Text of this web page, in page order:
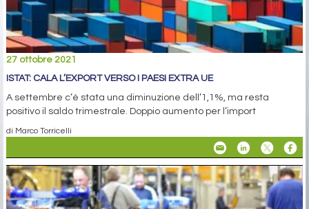
27 ottobre 2021
ISTAT: CALA L’EXPORT VERSO I PAESI EXTRA UE
A settembre c’è stata una diminuzione dell’1,1%, ma resta
positivo il saldo trimestrale. Doppio aumento per l’import
di Marco Torricelli